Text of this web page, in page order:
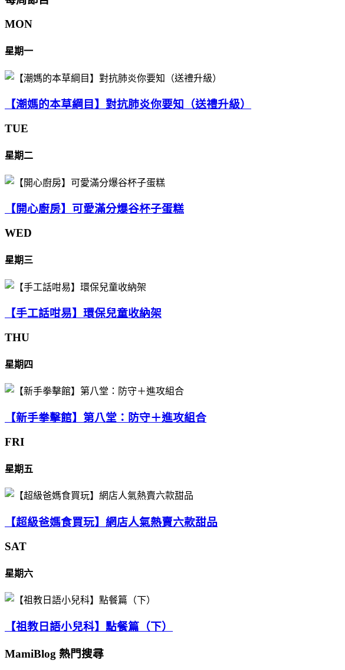
MON
星期一
【潮媽的本草綱目】對抗肺炎你要知（送禮升級）
TUE
星期二
【開心廚房】可愛滿分爆谷杯子蛋糕
WED
星期三
【手工話咁易】環保兒童收納架
THU
星期四
【新手拳擊館】第八堂：防守＋進攻組合
FRI
星期五
【超級爸媽食買玩】網店人氣熱賣六款甜品
SAT
星期六
【祖教日語小兒科】點餐篇（下）
MamiBlog 熱門搜尋